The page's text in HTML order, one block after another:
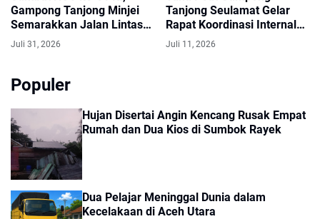
Gampong Tanjong Minjei
Semarakkan Jalan Lintas
Sumatera dengan Umbul-
Umbul Merah Putih
Juli 31, 2026
Tanjong Seulamat Gelar
Rapat Koordinasi Internal
Perkuat Sinergi Antar
Lembaga
Juli 11, 2026
Populer
Hujan Disertai Angin Kencang Rusak Empat
Rumah dan Dua Kios di Sumbok Rayek
Dua Pelajar Meninggal Dunia dalam
Kecelakaan di Aceh Utara